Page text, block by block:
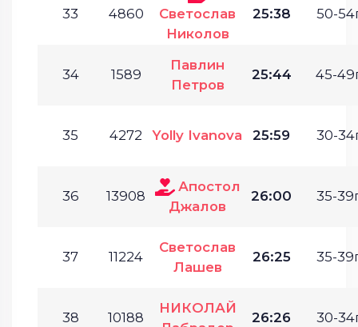
33 4860
Светослав
Николов
25:38 50-
34 1589
Павлин
Петров
25:44 45-
35 4272 Yolly Ivanova 25:59 30-
36 13908
Апостол
Джалов
26:00 35-
37 11224
Светослав
Лашев
26:25 35-
38 10188
НИКОЛАЙ
26:26 30-